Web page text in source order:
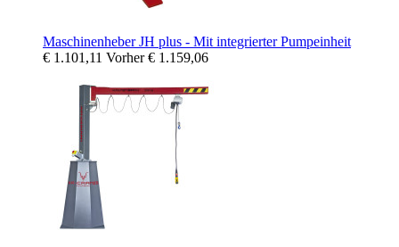
Maschinenheber JH plus - Mit integrierter Pumpeinheit
€ 1.101,11 Vorher€ 1.159,06